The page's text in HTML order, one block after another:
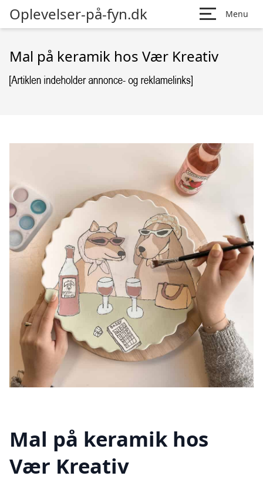
Oplevelser-på-fyn.dk Menu
Mal på keramik hos Vær Kreativ
Mal på keramik hos
Vær Kreativ